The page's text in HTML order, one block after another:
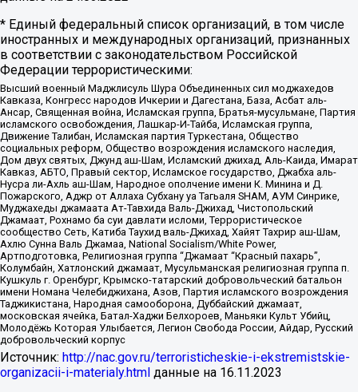
* Единый федеральный список организаций, в том числе
иностранных и международных организаций, признанных
в соответствии с законодательством Российской
Федерации террористическими:
Высший военный Маджлисуль Шура Объединенных сил моджахедов
Кавказа, Конгресс народов Ичкерии и Дагестана, База, Асбат аль-
Ансар, Священная война, Исламская группа, Братья-мусульмане, Партия
исламского освобождения, Лашкар-И-Тайба, Исламская группа,
Движение Талибан, Исламская партия Туркестана, Общество
социальных реформ, Общество возрождения исламского наследия,
Дом двух святых, Джунд аш-Шам, Исламский джихад, Аль-Каида, Имарат
Кавказ, АБТО, Правый сектор, Исламское государство, Джабха аль-
Нусра ли-Ахль аш-Шам, Народное ополчение имени К. Минина и Д.
Пожарского, Аджр от Аллаха Субхану уа Тагьаля SHAM, АУМ Синрике,
Муджахеды джамаата Ат-Тавхида Валь-Джихад, Чистопольский
Джамаат, Рохнамо ба суи давлати исломи, Террористическое
сообщество Сеть, Катиба Таухид валь-Джихад, Хайят Тахрир аш-Шам,
Ахлю Сунна Валь Джамаа, National Socialism/White Power,
Артподготовка, Религиозная группа “Джамаат “Красный пахарь”,
Колумбайн, Хатлонский джамаат, Мусульманская религиозная группа п.
Кушкуль г. Оренбург, Крымско-татарский добровольческий батальон
имени Номана Челебиджихана, Азов, Партия исламского возрождения
Таджикистана, Народная самооборона, Дуббайский джамаат,
московская ячейка, Батал-Хаджи Белхороев, Маньяки Культ Убийц,
Молодёжь Которая Улыбается, Легион Свобода России, Айдар, Русский
добровольческий корпус
Источник: http://nac.gov.ru/terroristicheskie-i-ekstremistskie-
organizacii-i-materialy.html данные на 16.11.2023